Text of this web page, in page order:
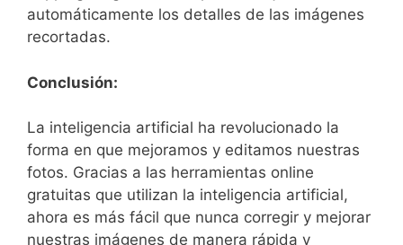
automáticamente los detalles de las imágenes⁣
recortadas.
Conclusión:
La inteligencia artificial ‍ha revolucionado la
forma en‌ que mejoramos y editamos nuestras
fotos. Gracias a las⁤ herramientas online‌
gratuitas que utilizan la inteligencia artificial,
ahora es más fácil que nunca corregir y mejorar
nuestras imágenes de manera rápida y⁤